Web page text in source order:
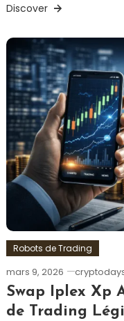
Discover
Robots de Trading
mars 9, 2026
Swap Iplex Xp
de Trading